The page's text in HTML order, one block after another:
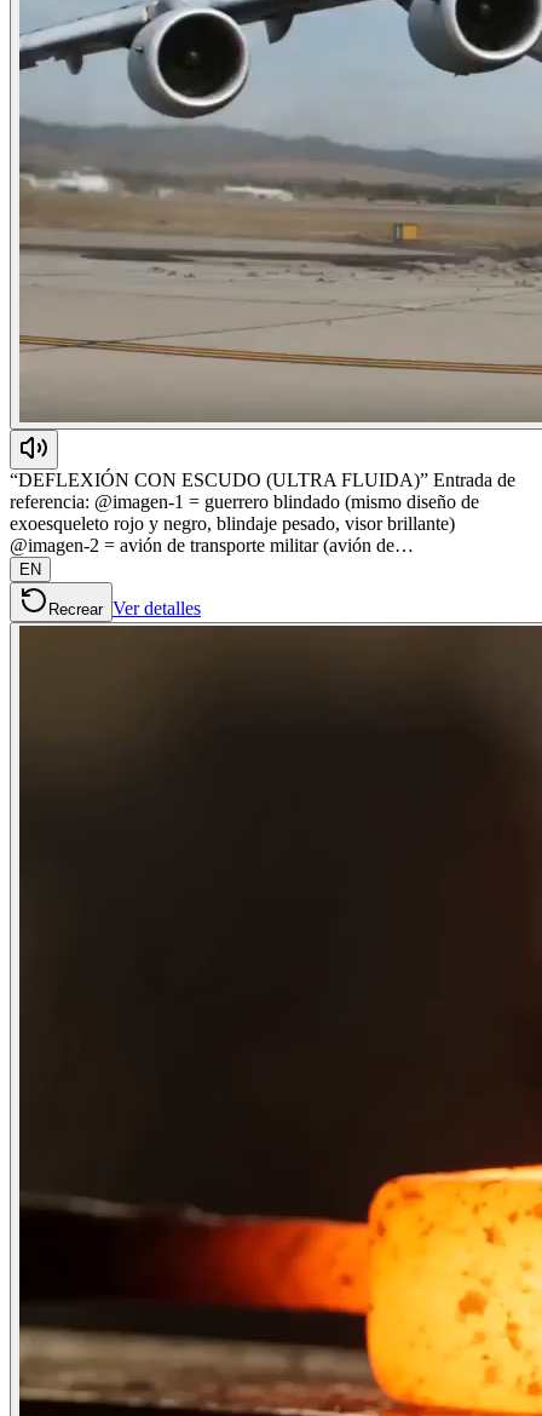
“DEFLEXIÓN CON ESCUDO (ULTRA FLUIDA)” Entrada de
referencia: @imagen-1 = guerrero blindado (mismo diseño de
exoesqueleto rojo y negro, blindaje pesado, visor brillante)
@imagen-2 = avión de transporte militar (avión de…
EN
Recrear Ver detalles